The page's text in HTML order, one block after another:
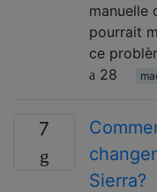
manuelle
pourrait
ce
28
7
Sierra?